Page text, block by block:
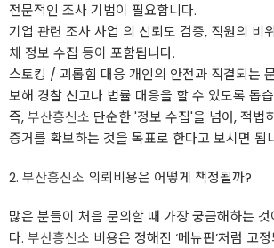
전문적인 조사 기법이 필요합니다.
기업 관련 조사 사업 의 신뢰도 검증, 직원의 비
체 정보 수집 등이 포함됩니다.
스토킹 / 괴롭힘 대응 개인의 안전과 직결되는
보해 경찰 신고나 법률 대응을 할 수 있도록 돕
즉,부산흥신소 단순한 '정보 수집'을 넘어, 적법
증거를 확보하는 것을 목표로 한다고 보시면 됩
2. 부산흥신소 의뢰비용은 어떻게 책정될까?
많은 분들이 처음 문의할 때 가장 궁금해하는
다. 부산흥신소 비용은 정해진 ‘메뉴판’처럼 고